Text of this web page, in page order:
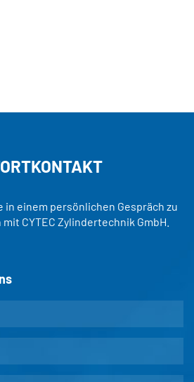
in einem persönlichen Gespräch zu
CYTEC Zylindertechnik GmbH.